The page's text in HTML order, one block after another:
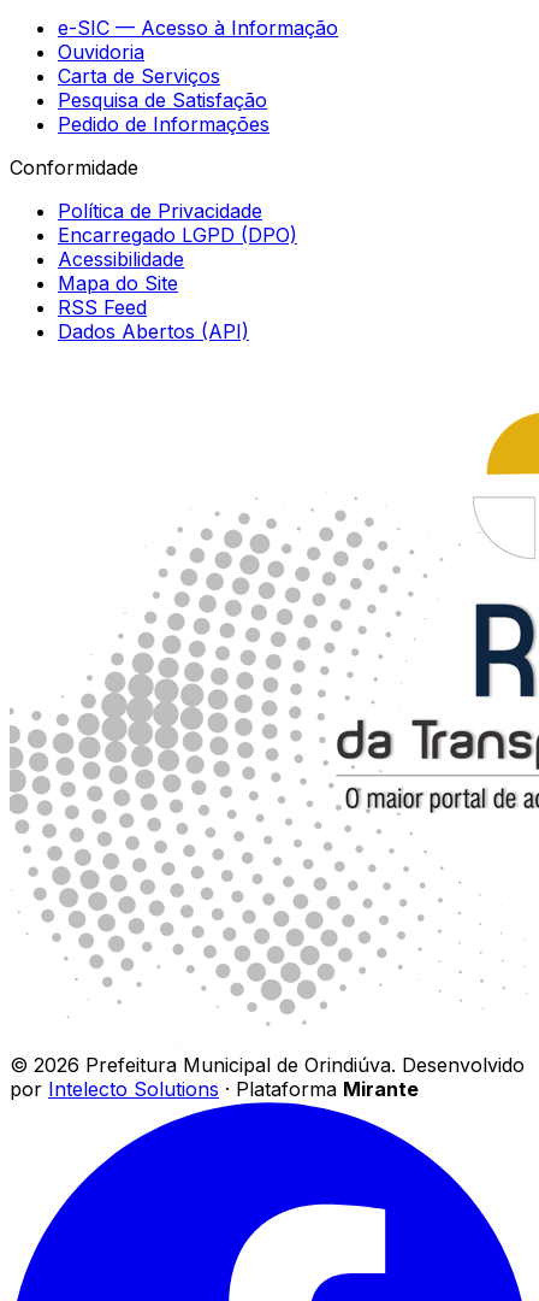
e-SIC — Acesso à Informação
Ouvidoria
Carta de Serviços
Pesquisa de Satisfação
Pedido de Informações
Conformidade
Política de Privacidade
Encarregado LGPD (DPO)
Acessibilidade
Mapa do Site
RSS Feed
Dados Abertos (API)
© 2026 Prefeitura Municipal de Orindiúva. Desenvolvido
por Intelecto Solutions · Plataforma Mirante